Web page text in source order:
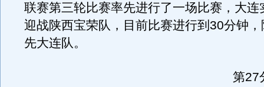
联赛第三轮比赛率先进行了一场比赛，大连
迎战陕西宝荣队，目前比赛进行到30分钟
先大连队。
第27